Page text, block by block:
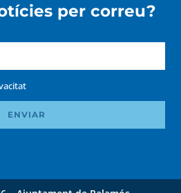
per correu?
ENVIAR